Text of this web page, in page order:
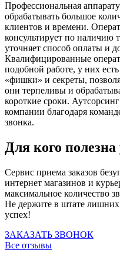
Профессиональная
обрабатывать большое
клиентов и времени.
консультирует по наличию
уточняет способ оплаты и
Квалифицированные
подобной работе, у них
«фишки» и секреты,
они терпеливы и
короткие сроки.
компании благодаря
звонка.
Для кого полезна
Сервис приема заказов
интернет магазинов и
максимальное количество
Не держите в штате лишних
успех!
ЗАКАЗАТЬ ЗВОНОК
Все отзывы